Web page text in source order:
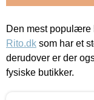
Den mest populære
Rito.dk som har et
derudover er der
fysiske butikker.